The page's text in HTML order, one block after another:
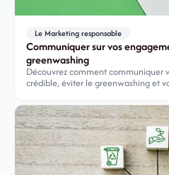
Le Marketing responsable
Communiquer sur vos
greenwashing
Découvrez comment communiquer
crédible, éviter le greenwashing et